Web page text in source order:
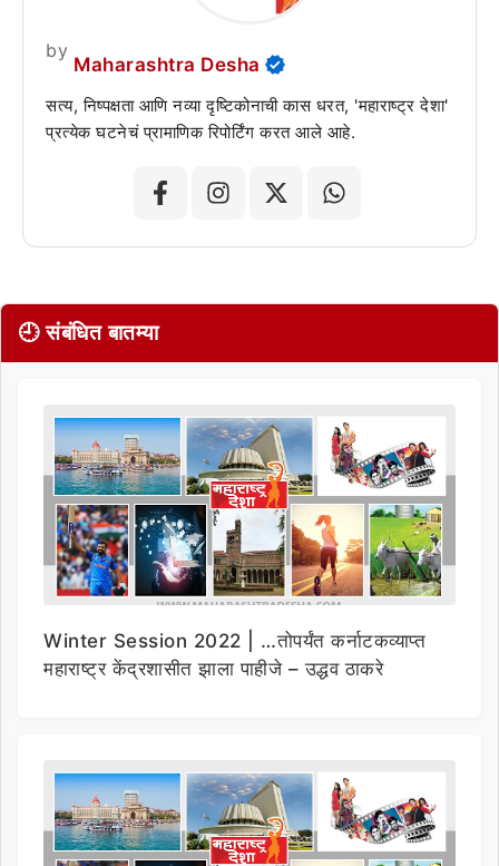
by
Maharashtra Desha
सत्य, निष्पक्षता आणि नव्या दृष्टिकोनाची कास धरत, 'महाराष्ट्र देशा'
प्रत्येक घटनेचं प्रामाणिक रिपोर्टिंग करत आले आहे.
🕘 संबंधित बातम्या
Winter Session 2022 | …तोपर्यंत कर्नाटकव्याप्त
महाराष्ट्र केंद्रशासीत झाला पाहीजे – उद्धव ठाकरे